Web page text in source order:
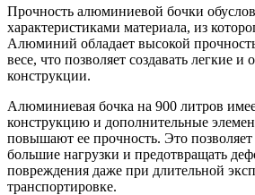
Прочность алюминиевой бочки
характеристиками материала, из
Алюминий обладает высокой
весе, что позволяет создавать легкие
конструкции.
Алюминиевая бочка на 900 литров
конструкцию и дополнительные
повышают ее прочность. Это
большие нагрузки и предотвращать
повреждения даже при длительной
транспортировке.